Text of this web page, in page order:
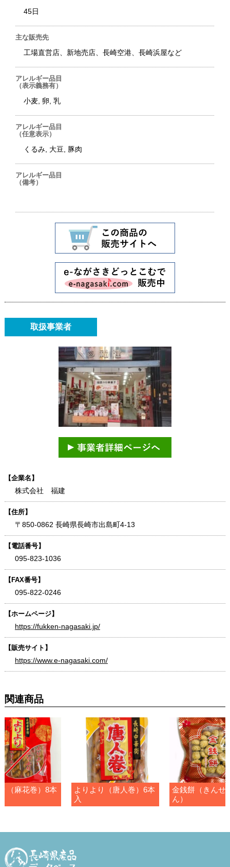
45日
主な販売先
工場直営店、新地売店、長崎空港、長崎浜屋など
アレルギー品目
（表示義務有）
小麦, 卵, 乳
アレルギー品目
（任意表示）
くるみ, 大豆, 豚肉
アレルギー品目
（備考）
取扱事業者
【企業名】
株式会社 福建
【住所】
〒850-0862 長崎県長崎市出島町4-13
【電話番号】
095-823-1036
【FAX番号】
095-822-0246
【ホームページ】
https://fukken-nagasaki.jp/
【販売サイト】
https://www.e-nagasaki.com/
関連商品
（麻花巻）8本
よりより（唐人巻）6本
入
金銭餅（きんせ
ん）